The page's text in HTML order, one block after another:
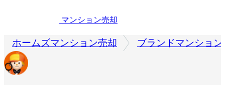
マンション売却
ホームズマンション売却 ブランドマンション